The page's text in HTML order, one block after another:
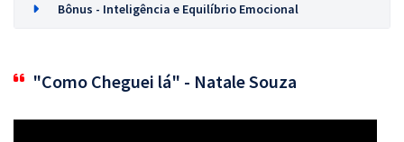
Bônus - Inteligência e Equilíbrio Emocional
"Como Cheguei lá" - Natale Souza